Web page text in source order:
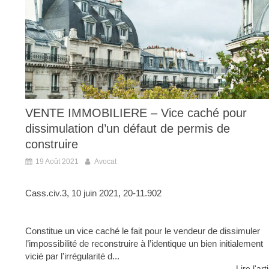
VENTE IMMOBILIERE – Vice caché pour
dissimulation d’un défaut de permis de
construire
19 Août 2021 Avocat
Cass.civ.3, 10 juin 2021, 20-11.902
Constitue un vice caché le fait pour le vendeur de dissimuler
l’impossibilité de reconstruire à l’identique un bien initialement
vicié par l’irrégularité d...